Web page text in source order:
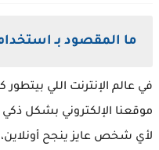
ما المقصود بـ
في عالم الإنترنت اللي
موقعنا الإلكتروني بشكل
لأي شخص عايز ينجح